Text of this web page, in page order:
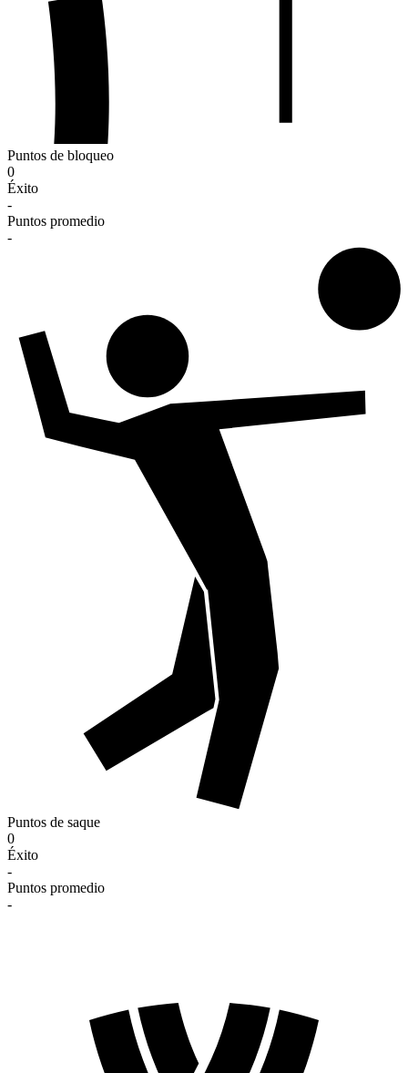
Puntos de bloqueo
0
Éxito
-
Puntos promedio
-
Puntos de saque
0
Éxito
-
Puntos promedio
-